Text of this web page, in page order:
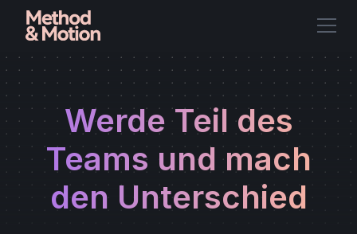
Werde Teil des
Teams und mach
den Unterschied